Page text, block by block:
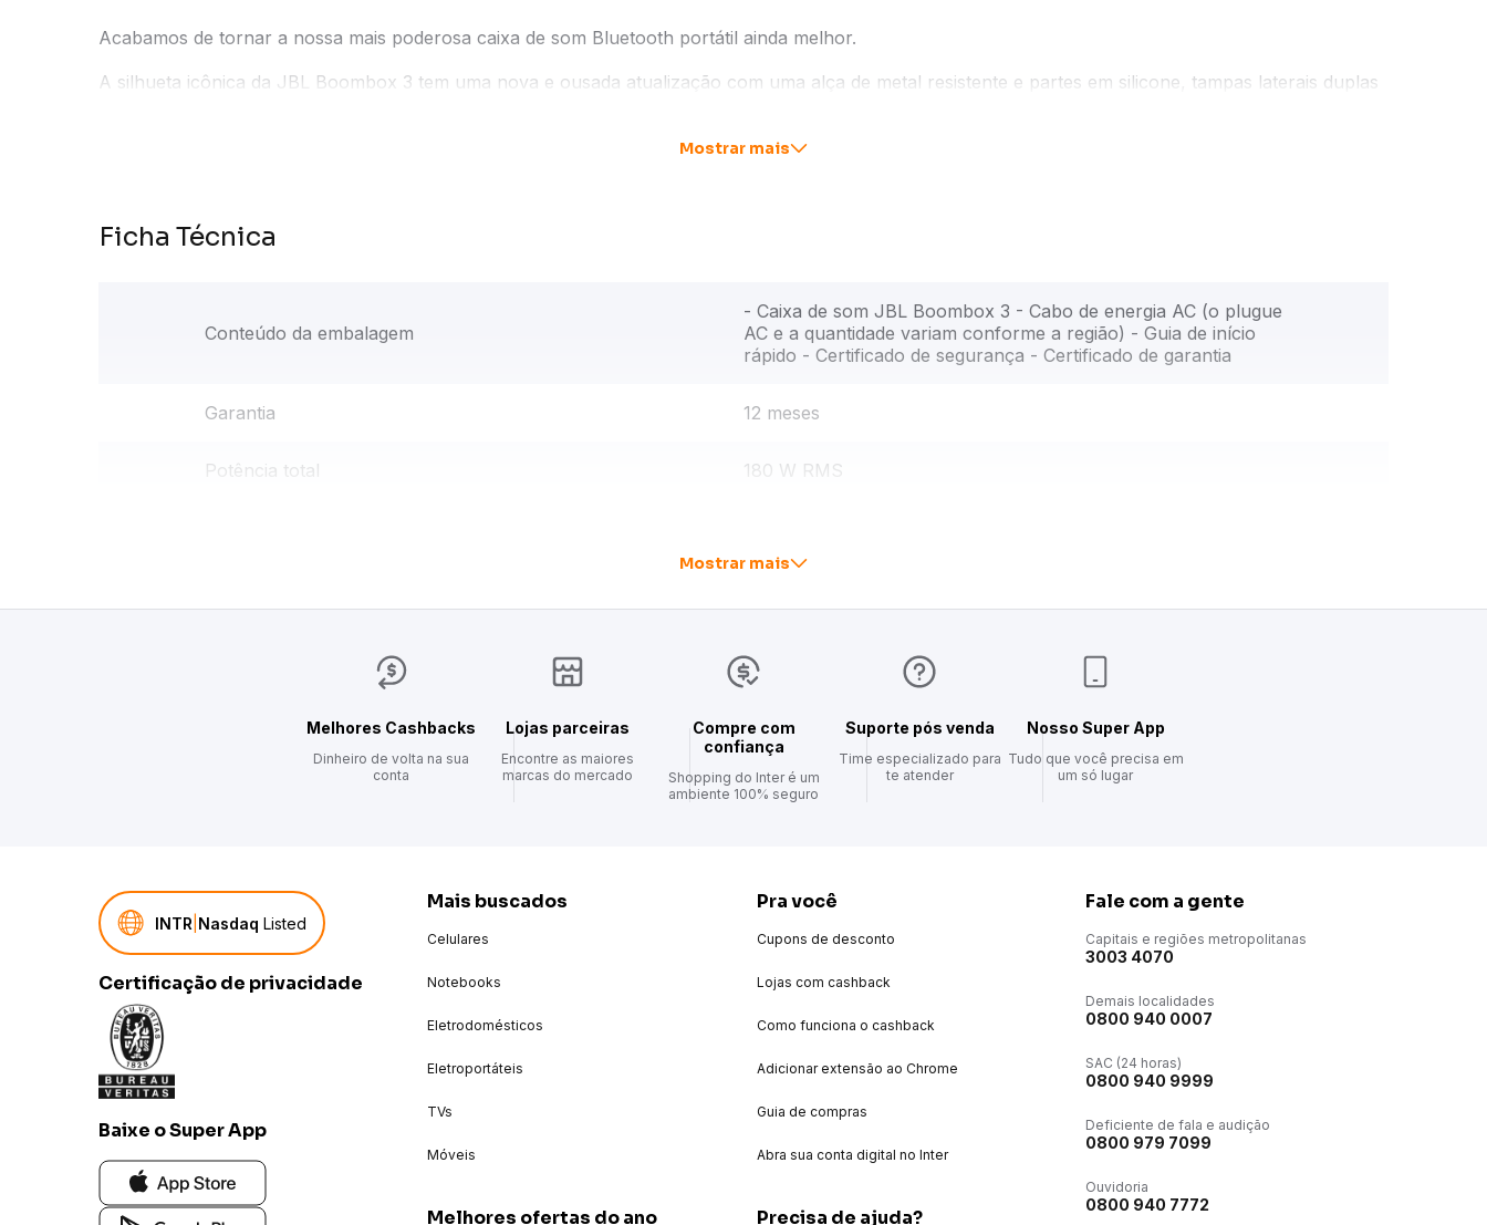
Acabamos de tornar a nossa mais poderosa caixa de som Bluetooth portátil ainda melhor.
A silhueta icônica da JBL Boombox 3 tem uma nova e ousada atualização com uma alça de metal resistente e partes em silicone, tampas laterais duplas
Ela também foi redesenhada por dentro, acrescentando um novo subwoofer que reproduz graves muito mais profundos e o potente JBL Original Pro
Mostrar mais
Ficha Técnica
Conteúdo da embalagem
- Caixa de som JBL Boombox 3 - Cabo de energia AC (o plugue
AC e a quantidade variam conforme a região) - Guia de início
rápido - Certificado de segurança - Certificado de garantia
Garantia 12 meses
Potência total 180 W RMS
- JBL PartyBoost
Mostrar mais
Melhores Cashbacks
Dinheiro de volta na sua
conta
Lojas parceiras
Encontre as maiores
marcas do mercado
Compre com
confiança
Shopping do Inter é um
ambiente 100% seguro
Suporte pós venda
Time especializado para
te atender
Nosso Super App
Tudo que você precisa em
um só lugar
Mais buscados
Celulares
Notebooks
Eletrodomésticos
Eletroportáteis
TVs
Móveis
Melhores ofertas do ano
Pra você
Cupons de desconto
Lojas com cashback
Como funciona o cashback
Adicionar extensão ao Chrome
Guia de compras
Abra sua conta digital no Inter
Precisa de ajuda?
Fale com a gente
Capitais e regiões metropolitanas
3003 4070
Demais localidades
0800 940 0007
SAC (24 horas)
0800 940 9999
Deficiente de fala e audição
0800 979 7099
Ouvidoria
0800 940 7772
INTR Nasdaq Listed
Certificação de privacidade
Baixe o Super App